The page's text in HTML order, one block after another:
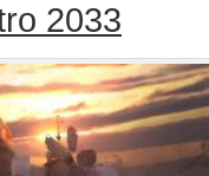
2033